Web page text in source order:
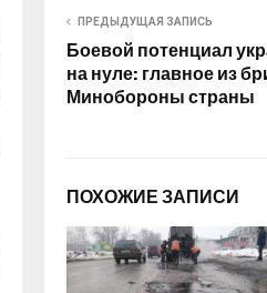
ПРЕДЫДУЩАЯ ЗАПИСЬ
Боевой потенциал
на нуле: главное из
Минобороны страны
ПОХОЖИЕ ЗАПИСИ